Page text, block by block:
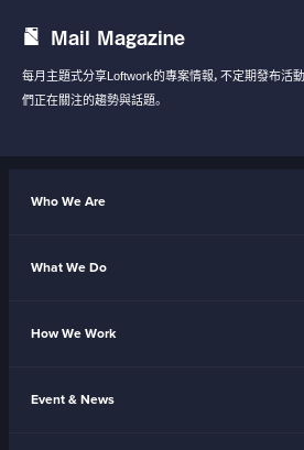
Mail Magazine
每月主題式分享Loftwork的專案情報，不定期發布活動
們正在關注的趨勢與話題。
Who We Are
What We Do
How We Work
Event & News